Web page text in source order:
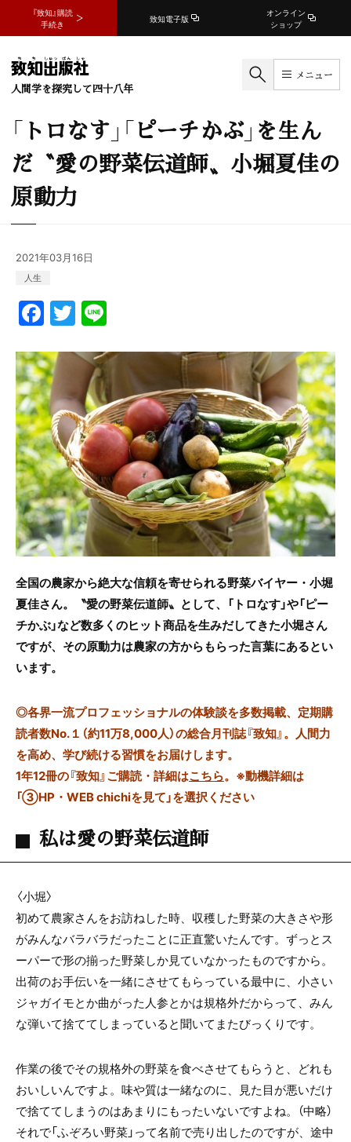
『致知』購読
手続き
致知電子版
オンライン
ショップ
人間学を探究して四十八年
メニュー
「トロなす」「ピーチかぶ」を生ん
だ〝愛の野菜伝道師〟小堀夏佳の
原動力
2021年03月16日
人生
F
a
c
e
b
o
o
k
T
w
itt
er
e
全国の農家から絶大な信頼を寄せられる野菜バイヤー・小堀
夏佳さん。〝愛の野菜伝道師〟として、「トロなす」や「ピー
チかぶ」など数多くのヒット商品を生みだしてきた小堀さん
ですが、その原動力は農家の方からもらった言葉にあるとい
います。
◎各界一流プロフェッショナルの体験談を多数掲載、定期購
読者数No.１（約11万8,000人）の総合月刊誌『致知』。人間力
を高め、学び続ける習慣をお届けします。
1年12冊の『致知』ご購読・詳細はこちら。 ※動機詳細は
「③HP・WEB chichiを見て」を選択ください
私は愛の野菜伝道師
〈小堀〉
初めて農家さんをお訪ねした時、収穫した野菜の大きさや形
がみんなバラバラだったことに正直驚いたんです。ずっとス
ーパーで形の揃った野菜しか見ていなかったものですから。
出荷のお手伝いを一緒にさせてもらっている最中に、小さい
ジャガイモとか曲がった人参とかは規格外だからって、みん
な弾いて捨ててしまっていると聞いてまたびっくりです。
作業の後でその規格外の野菜を食べさせてもらうと、どれも
おいしいんですよ。味や質は一緒なのに、見た目が悪いだけ
で捨ててしまうのはあまりにもったいないですよね。（中略）
それで「ふぞろい野菜」って名前で売り出したのですが、途中